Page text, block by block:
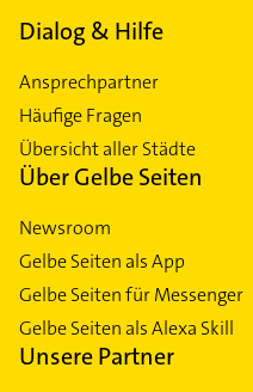
Dialog & Hilfe
Ansprechpartner
Häufige Fragen
Übersicht aller Städte
Über Gelbe Seiten
Newsroom
Gelbe Seiten als App
Gelbe Seiten für Messenger
Gelbe Seiten als Alexa Skill
Unsere Partner